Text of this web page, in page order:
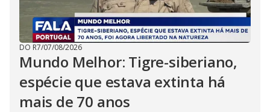
o
DO R7/07/08/2026
Mundo Melhor: Tigre-siberiano,
espécie que estava extinta há
mais de 70 anos